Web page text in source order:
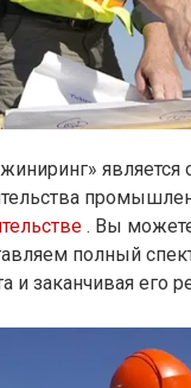
. Вы можете
полный
и заканчивая его